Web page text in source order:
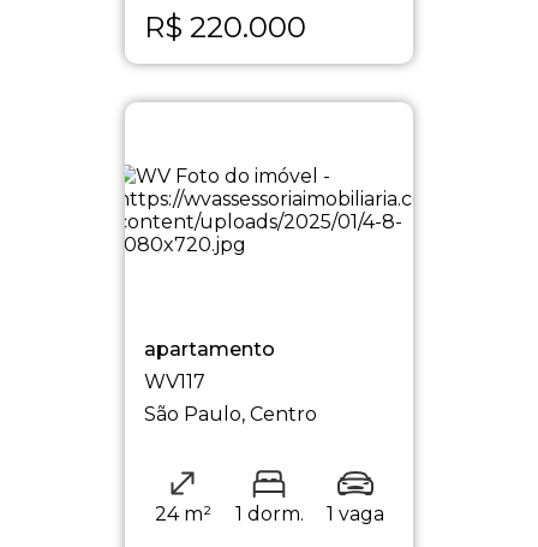
R$ 220.000
apartamento
WV117
São Paulo, Centro
24 m² 1 dorm. 1 vaga